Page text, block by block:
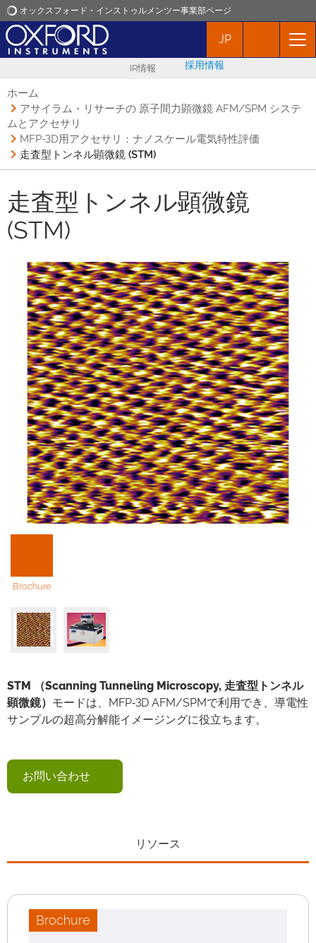
オックスフォード・インストゥルメンツー事業部ページ
オックスフォード・インストゥルメンツ
イベント
JP
IR情報 採用情報
ホーム
アサイラム・リサーチの 原子間力顕微鏡 AFM/SPM システ
ムとアクセサリ
MFP-3D用アクセサリ：ナノスケール電気特性評価
走査型トンネル顕微鏡 (STM)
走査型トンネル顕微鏡
(STM)
Brochure
STM （Scanning Tunneling Microscopy, 走査型トンネル
顕微鏡） モードは、MFP‑3D AFM/SPMで利用でき、導電性
サンプルの超高分解能イメージングに役立ちます。
お問い合わせ
リソース
Brochure